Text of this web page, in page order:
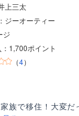
上三太
ジーオーティー
ジ
1,700ポイント
（4）
族で移住！大変だ